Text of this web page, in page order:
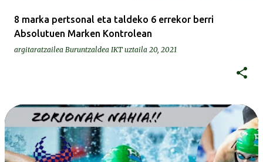
8 marka pertsonal eta taldeko 6 errekor berri
Absolutuen Marken Kontrolean
argitaratzailea Buruntzaldea IKT uztaila 20, 2021